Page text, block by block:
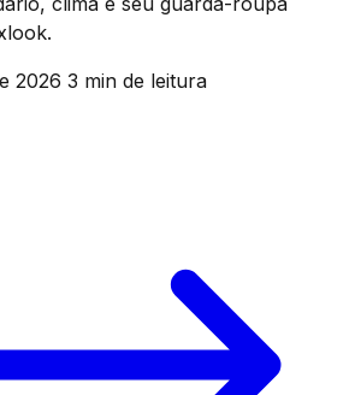
2026 3 min de leitura